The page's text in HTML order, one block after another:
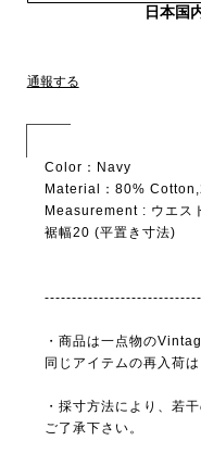
日本国
通報する
Color：Navy
Material：80%
Measurement : ウエス
裾幅20 (平置き寸法)
・商品は一点物の
同じアイテムの再入荷
・採寸方法により、若
ご了承下さい。